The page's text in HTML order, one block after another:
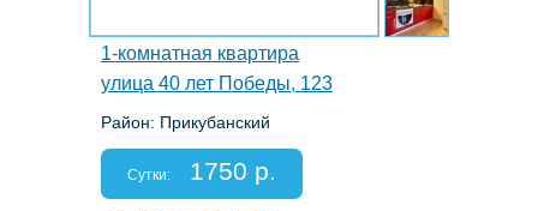
1-комнатная квартира
улица 40 лет Победы, 123
Район: Прикубанский
Спальных мест: 2+2
Отчетные документы: есть
Сутки: 1750 р.